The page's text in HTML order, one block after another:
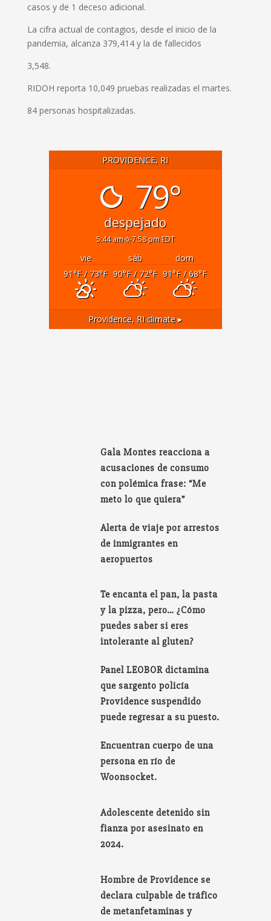
casos y de 1 deceso adicional.
La cifra actual de contagios, desde el inicio de la
pandemia, alcanza 379,414 y la de fallecidos
3,548.
RIDOH reporta 10,049 pruebas realizadas el martes.
84 personas hospitalizadas.
PROVIDENCE, RI
79°
despejado
5:44 am 7:58 pm EDT
vie sáb
dom
91°F/ 73°F 90°F/ 72°F 91°F/ 68°F
Providence, RI climate ▸
Gala Montes reacciona a
acusaciones de consumo
con polémica frase: “Me
meto lo que quiera”
Alerta de viaje por arrestos
de inmigrantes en
aeropuertos
Te encanta el pan, la pasta
y la pizza, pero… ¿Cómo
puedes saber si eres
intolerante al gluten?
Panel LEOBOR dictamina
que sargento policía
Providence suspendido
puede regresar a su puesto.
Encuentran cuerpo de una
persona en río de
Woonsocket.
Adolescente detenido sin
fianza por asesinato en
2024.
Hombre de Providence se
declara culpable de tráfico
de metanfetaminas y